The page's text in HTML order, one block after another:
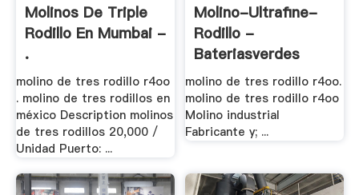
Molinos De Triple
Rodillo En Mumbai -
.
molino de tres rodillo r4oo
. molino de tres rodillos en
méxico Description molinos
de tres rodillos 20,000 /
Unidad Puerto: ...
Molino-Ultrafine-
Rodillo -
Bateriasverdes
molino de tres rodillo r4oo.
molino de tres rodillo r4oo
Molino industrial
Fabricante y; ...